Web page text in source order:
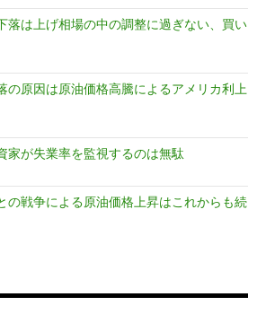
落は上げ相場の中の調整に過ぎない、買い
の原因は原油価格高騰によるアメリカ利上
家が失業率を監視するのは無駄
の戦争による原油価格上昇はこれからも続